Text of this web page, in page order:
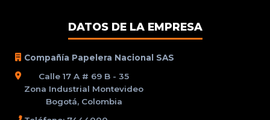
DATOS DE LA EMPRESA
Compañía Papelera Nacional SAS
Calle 17 A # 69 B - 35
Zona Industrial Montevideo
Bogotá, Colombia